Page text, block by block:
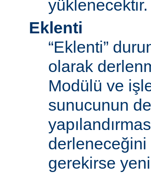
yüklenecektir.
Eklenti
“Eklenti”
olarak
Modülü ve
sunucunun
derleneceğini
gerekirse